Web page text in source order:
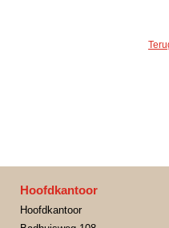
Hoofdkantoor
Hoofdkantoor